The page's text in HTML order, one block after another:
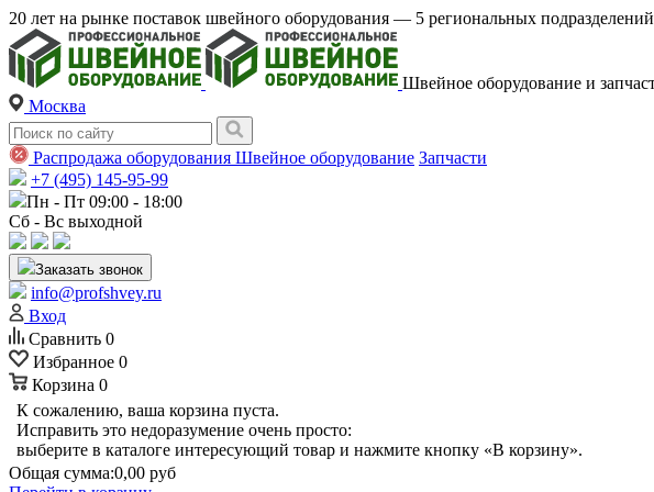
20 лет на рынке поставок швейного оборудования — 5 региональных
Швейное оборудование и
Москва
Распродажа оборудования Швейное оборудование Запчасти
+7 (495) 145-95-99
Пн - Пт 09:00 - 18:00
Сб - Вс выходной
Заказать звонок
info@profshvey.ru
Вход
Сравнить 0
Избранное 0
Корзина 0
К сожалению, ваша корзина пуста.
Исправить это недоразумение очень просто:
выберите в каталоге интересующий товар и нажмите кнопку «В корзину».
Общая сумма:0,00 руб